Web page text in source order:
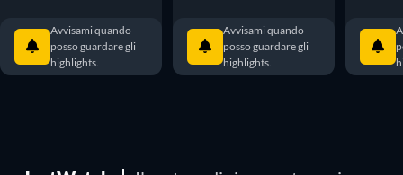
Avvisami quando
posso guardare gli
highlights.
Avvisami quando
posso guardare gli
highlights.